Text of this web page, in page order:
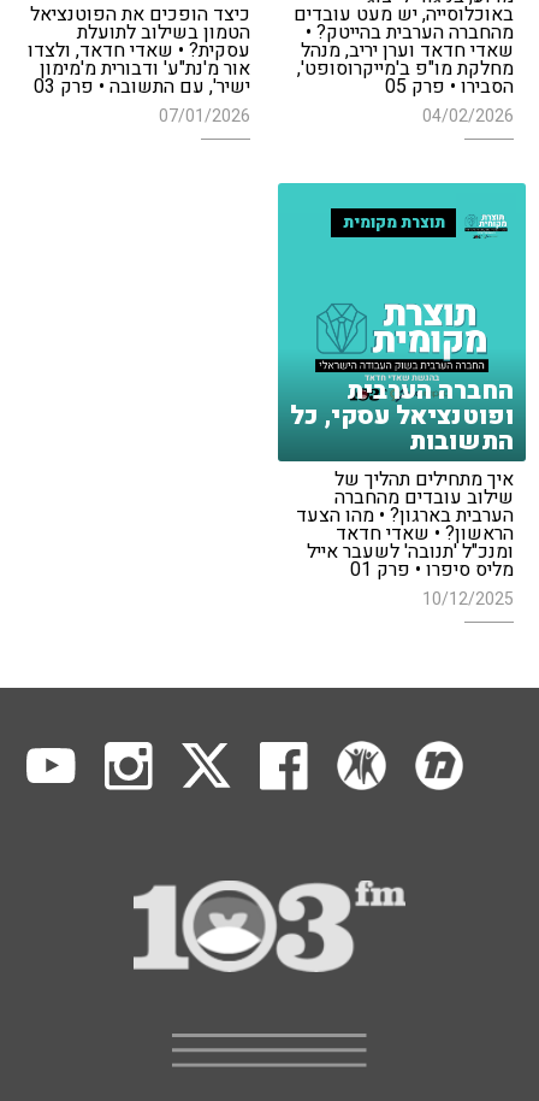
באוכלוסייה, יש מעט עובדים
מהחברה הערבית בהייטק? •
שאדי חדאד וערן יריב, מנהל
מחלקת מו"פ ב'מייקרוסופט',
הסבירו • פרק 05
04/02/2026
כיצד הופכים את הפוטנציאל
הטמון בשילוב לתועלת
עסקית? • שאדי חדאד, ולצדו
אור מ'נת"ע' ודבורית מ'מימון
ישיר', עם התשובה • פרק 03
07/01/2026
תוצרת מקומית
החברה הערבית
ופוטנציאל עסקי, כל
התשובות
איך מתחילים תהליך של
שילוב עובדים מהחברה
הערבית בארגון? • מהו הצעד
הראשון? • שאדי חדאד
ומנכ"ל 'תנובה' לשעבר אייל
מליס סיפרו • פרק 01
10/12/2025